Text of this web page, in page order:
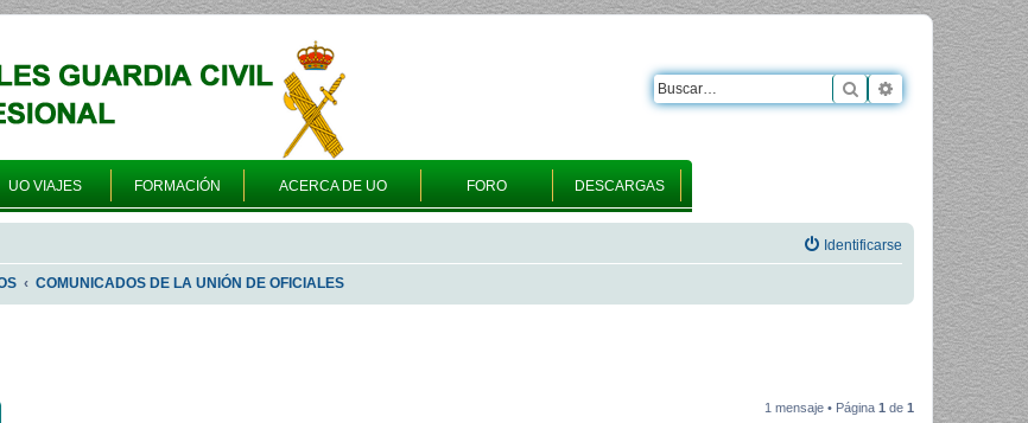
UO VIAJES FORMACIÓN ACERCA DE UO FORO DESCARGAS
Buscar Búsqueda
Identificarse
COMUNICADOS DE LA UNIÓN DE OFICIALES
1 mensaje • Página 1 de 1